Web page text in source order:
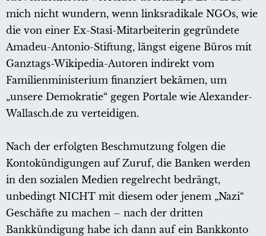
mich nicht wundern, wenn linksradikale NGOs, wie
die von einer Ex-Stasi-Mitarbeiterin gegründete
Amadeu-Antonio-Stiftung, längst eigene Büros mit
Ganztags-Wikipedia-Autoren indirekt vom
Familienministerium finanziert bekämen, um
„unsere Demokratie“ gegen Portale wie Alexander-
Wallasch.de zu verteidigen.
Nach der erfolgten Beschmutzung folgen die
Kontokündigungen auf Zuruf, die Banken werden
in den sozialen Medien regelrecht bedrängt,
unbedingt NICHT mit diesem oder jenem „Nazi“
Geschäfte zu machen – nach der dritten
Bankkündigung habe ich dann auf ein Bankkonto